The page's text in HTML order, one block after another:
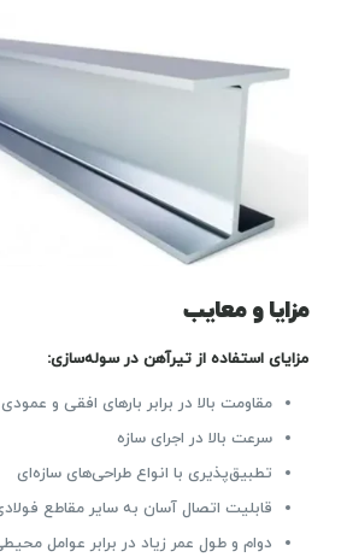
مزایا و معایب
مزایای استفاده از تیرآهن در سوله‌سازی:
مقاومت بالا در برابر بارهای افقی و عمودی
سرعت بالا در اجرای سازه
تطبیق‌پذیری با انواع طراحی‌های سازه‌ای
قابلیت اتصال آسان به سایر مقاطع
دوام و طول عمر زیاد در برابر عوامل